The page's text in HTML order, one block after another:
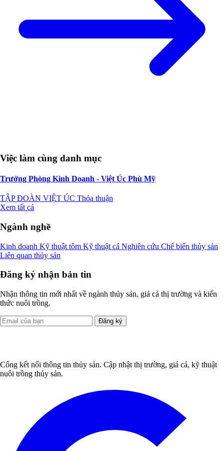
Việc làm cùng danh mục
Trưởng Phòng Kinh Doanh - Việt Úc Phù Mỹ
TẬP ĐOÀN VIỆT ÚC Thỏa thuận
Xem tất cả
Ngành nghề
Kinh doanh Kỹ thuật tôm Kỹ thuật cá Nghiên cứu Chế biến thủy sản
Liên quan thủy sản
Đăng ký nhận bản tin
Nhận thông tin mới nhất về ngành thủy sản, giá cả thị trường và kiến
thức nuôi trồng.
Đăng ký
Cổng kết nối thông tin thủy sản. Cập nhật thị trường, giá cả, kỹ thuật
nuôi trồng thủy sản.